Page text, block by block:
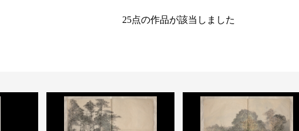
25点の作品が該当しました